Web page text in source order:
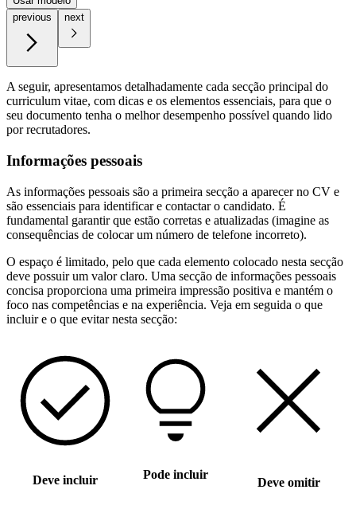
previous
next
A seguir, apresentamos detalhadamente cada secção principal do
curriculum vitae, com dicas e os elementos essenciais, para que o
seu documento tenha o melhor desempenho possível quando lido
por recrutadores.
Informações pessoais
As informações pessoais são a primeira secção a aparecer no CV e
são essenciais para identificar e contactar o candidato. É
fundamental garantir que estão corretas e atualizadas (imagine as
consequências de colocar um número de telefone incorreto).
O espaço é limitado, pelo que cada elemento colocado nesta secção
deve possuir um valor claro. Uma secção de informações pessoais
concisa proporciona uma primeira impressão positiva e mantém o
foco nas competências e na experiência. Veja em seguida o que
incluir e o que evitar nesta secção:
Deve incluir Pode incluir
Deve omitir